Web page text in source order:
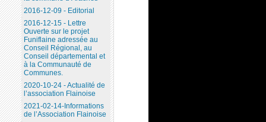
2016-12-09 - Editorial
2016-12-15 - Lettre
Ouverte sur le projet
Funiflaine adressée au
Conseil Régional, au
Conseil départemental et
à la Communauté de
Communes.
2020-10-24 - Actualité de
l’association Flainoise
2021-02-14-Informations
de l’Association Flainoise